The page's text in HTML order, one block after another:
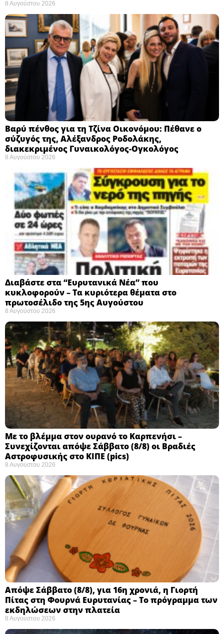
8 Αυγούστου 2026
Βαρύ πένθος για τη Τζίνα Οικονόμου: Πέθανε ο
σύζυγός της, Αλέξανδρος Ροδολάκης,
διακεκριμένος Γυναικολόγος-Ογκολόγος
8 Αυγούστου 2026
Διαβάστε στα “Ευρυτανικά Νέα” που
κυκλοφορούν – Τα κυριότερα θέματα στο
πρωτοσέλιδο της 5ης Αυγούστου
8 Αυγούστου 2026
Με το βλέμμα στον ουρανό το Καρπενήσι –
Συνεχίζονται απόψε Σάββατο (8/8) οι Βραδιές
Αστροφυσικής στο ΚΙΠΕ (pics)
8 Αυγούστου 2026
Απόψε Σάββατο (8/8), για 16η χρονιά, η Γιορτή
Πίτας στη Φουρνά Ευρυτανίας – Το πρόγραμμα των
εκδηλώσεων στην πλατεία
8 Αυγούστου 2026